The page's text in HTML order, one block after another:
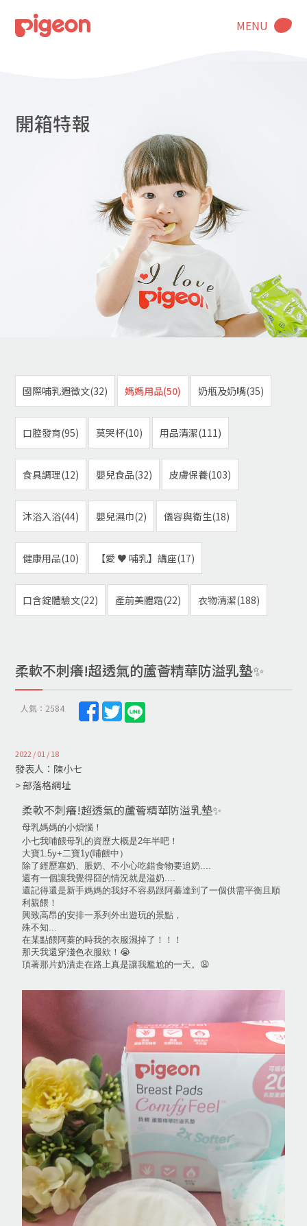
MENU
開箱特報
國際哺乳週徵文(32) 媽媽用品(50) 奶瓶及奶嘴(35)
口腔發育(95) 莫哭杯(10) 用品清潔(111)
食具調理(12) 嬰兒食品(32) 皮膚保養(103)
沐浴入浴(44) 嬰兒濕巾(2) 儀容與衛生(18)
健康用品(10) 【愛 ♥ 哺乳】講座(17)
口含錠體驗文(22) 產前美體霜(22) 衣物清潔(188)
柔軟不刺癢!超透氣的蘆薈精華防溢乳墊✨
人氣：2584
2022 / 01 / 18
發表人：陳小七
> 部落格網址
柔軟不刺癢!超透氣的蘆薈精華防溢乳墊✨
母乳媽媽的小煩惱！
小七我哺餵母乳的資歷大概是2年半吧！
大寶1.5y+二寶1y(哺餵中）
除了經歷塞奶、脹奶、不小心吃錯食物要追奶....
還有一個讓我覺得囧的情況就是溢奶....
還記得還是新手媽媽的我好不容易跟阿蓁達到了一個供需平衡且順
利親餵！
興致高昂的安排一系列外出遊玩的景點，
殊不知...
在某點餵阿蓁的時我的衣服濕掉了！！！
那天我還穿淺色衣服欸！😭
頂著那片奶漬走在路上真是讓我尷尬的一天。😩